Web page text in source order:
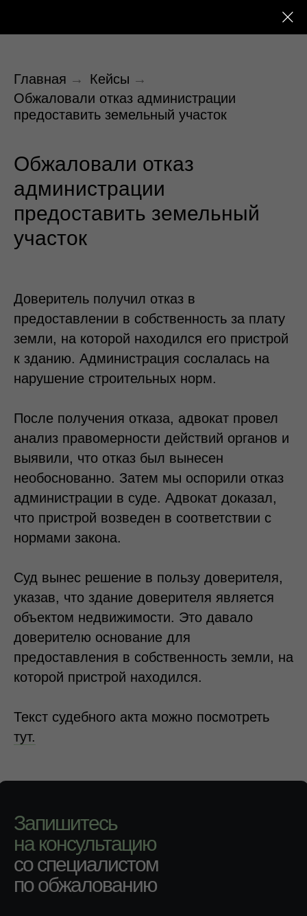
Главная → Кейсы →
Обжаловали отказ администрации
предоставить земельный участок
Обжаловали отказ
администрации
предоставить земельный
участок
Доверитель получил отказ в
предоставлении в собственность за плату
земли, на которой находился его пристрой
к зданию. Администрация сослалась на
нарушение строительных норм.
После получения отказа, адвокат провел
анализ правомерности действий органов и
выявили, что отказ был вынесен
необоснованно. Затем мы оспорили отказ
администрации в суде. Адвокат доказал,
что пристрой возведен в соответствии с
нормами закона.
Суд вынес решение в пользу доверителя,
указав, что здание доверителя является
объектом недвижимости. Это давало
доверителю основание для
предоставления в собственность земли, на
которой пристрой находился.
Текст судебного акта можно посмотреть
тут.
Запишитесь
на консультацию
со специалистом
по обжалованию